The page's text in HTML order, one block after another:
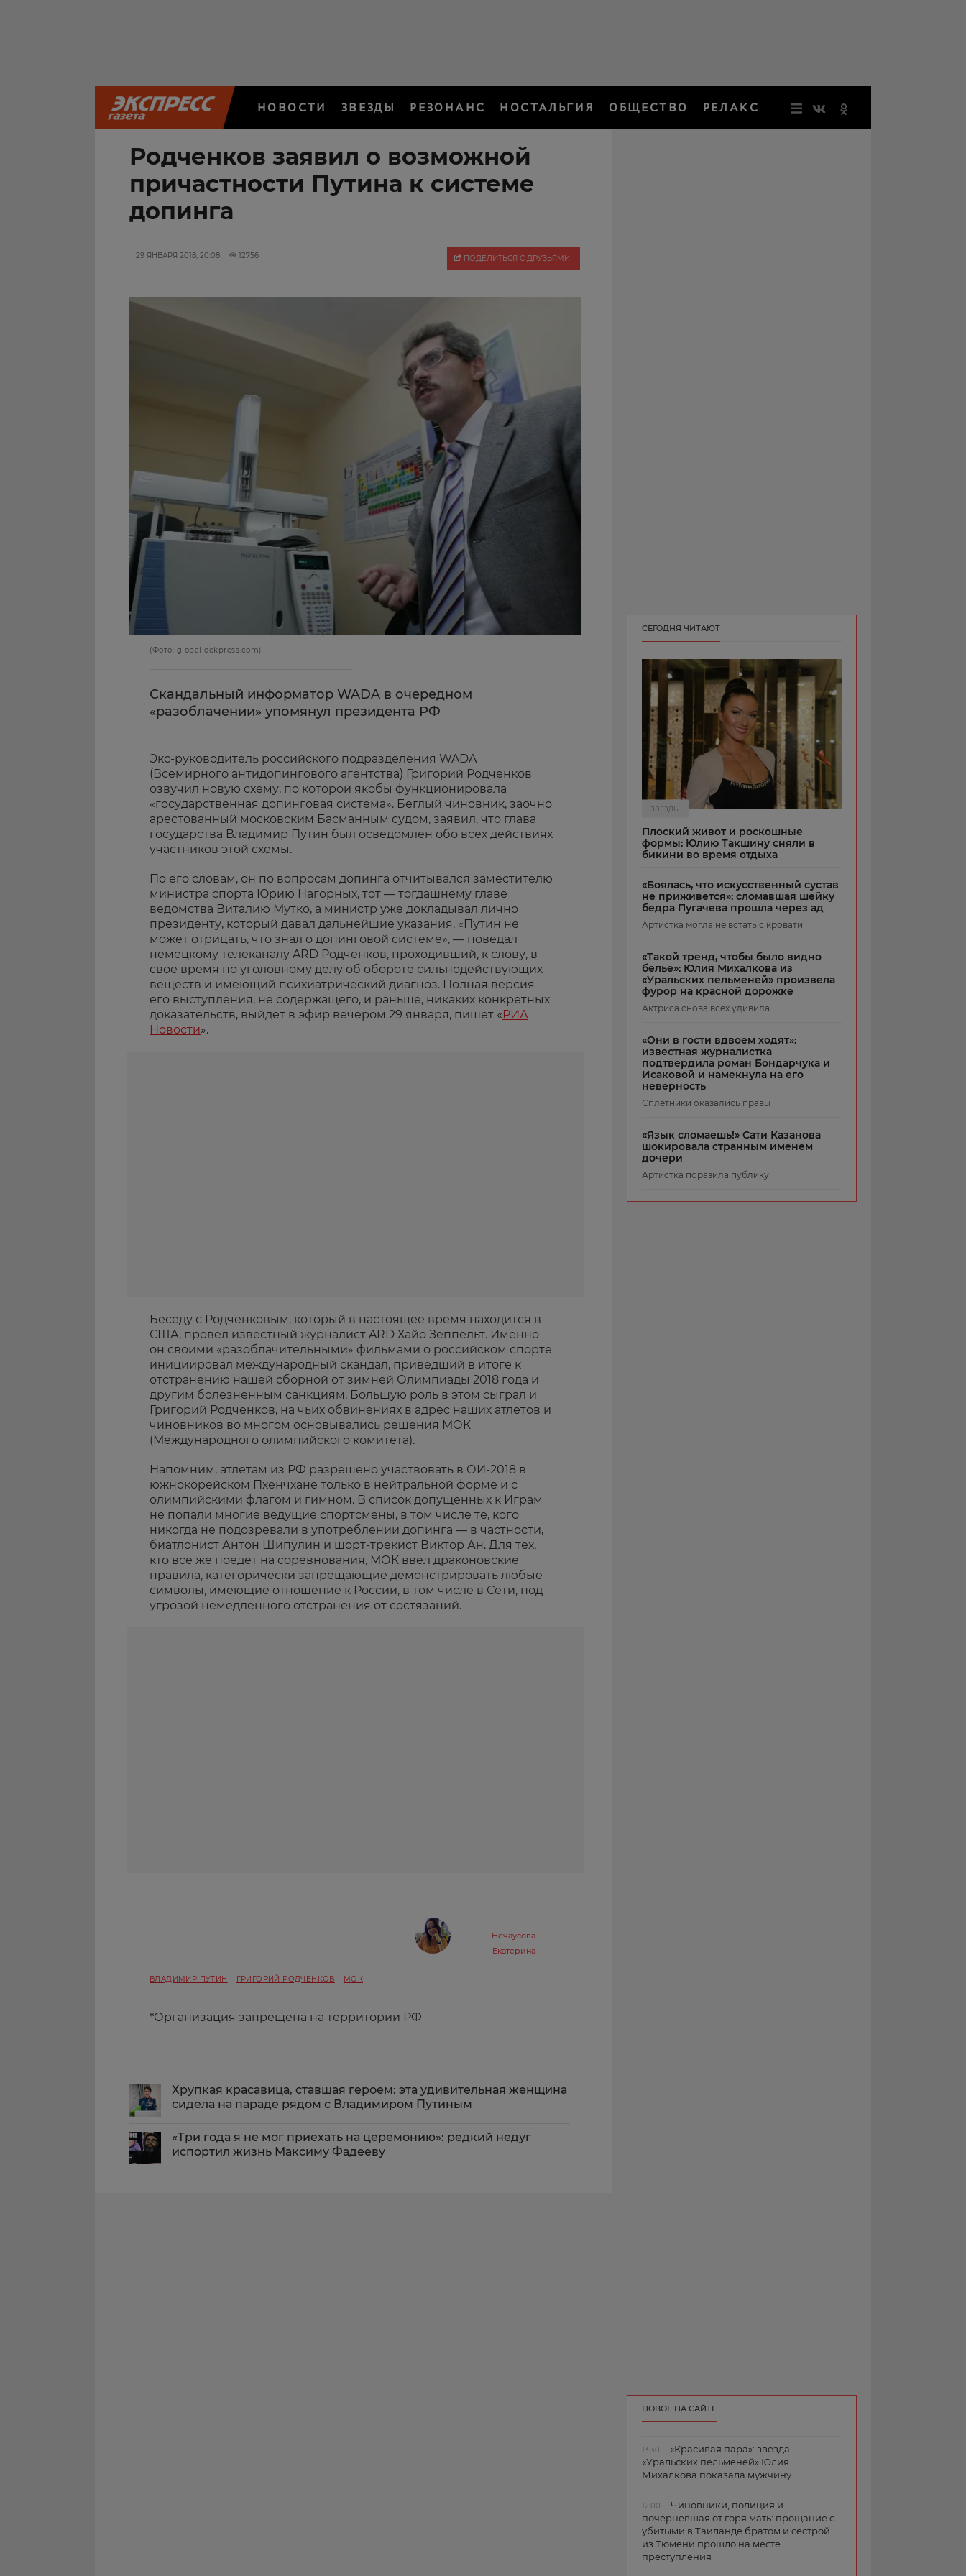
НОВОСТИ ЗВЕЗДЫ РЕЗОНАНС НОСТАЛЬГИЯ ОБЩЕСТВО РЕЛАКС
Родченков заявил о возможной
причастности Путина к системе
допинга
29 ЯНВАРЯ 2018, 20:08 12756 ПОДЕЛИТЬСЯ С ДРУЗЬЯМИ
(Фото: globallookpress.com)
Скандальный информатор WADA в очередном
«разоблачении» упомянул президента РФ
Экс-руководитель российского подразделения WADA
(Всемирного антидопингового агентства) Григорий Родченков
озвучил новую схему, по которой якобы функционировала
«государственная допинговая система». Беглый чиновник, заочно
арестованный московским Басманным судом, заявил, что глава
государства Владимир Путин был осведомлен обо всех действиях
участников этой схемы.
По его словам, он по вопросам допинга отчитывался заместителю
министра спорта Юрию Нагорных, тот — тогдашнему главе
ведомства Виталию Мутко, а министр уже докладывал лично
президенту, который давал дальнейшие указания. «Путин не
может отрицать, что знал о допинговой системе», — поведал
немецкому телеканалу ARD Родченков, проходивший, к слову, в
свое время по уголовному делу об обороте сильнодействующих
веществ и имеющий психиатрический диагноз. Полная версия
его выступления, не содержащего, и раньше, никаких конкретных
доказательств, выйдет в эфир вечером 29 января, пишет «РИА
Новости».
Беседу с Родченковым, который в настоящее время находится в
США, провел известный журналист ARD Хайо Зеппельт. Именно
он своими «разоблачительными» фильмами о российском спорте
инициировал международный скандал, приведший в итоге к
отстранению нашей сборной от зимней Олимпиады 2018 года и
другим болезненным санкциям. Большую роль в этом сыграл и
Григорий Родченков, на чьих обвинениях в адрес наших атлетов и
чиновников во многом основывались решения МОК
(Международного олимпийского комитета).
Напомним, атлетам из РФ разрешено участвовать в ОИ-2018 в
южнокорейском Пхенчхане только в нейтральной форме и с
олимпийскими флагом и гимном. В список допущенных к Играм
не попали многие ведущие спортсмены, в том числе те, кого
никогда не подозревали в употреблении допинга — в частности,
биатлонист Антон Шипулин и шорт-трекист Виктор Ан. Для тех,
кто все же поедет на соревнования, МОК ввел драконовские
правила, категорически запрещающие демонстрировать любые
символы, имеющие отношение к России, в том числе в Сети, под
угрозой немедленного отстранения от состязаний.
Нечаусова
Екатерина
ВЛАДИМИР ПУТИН ГРИГОРИЙ РОДЧЕНКОВ МОК
*Организация запрещена на территории РФ
Хрупкая красавица, ставшая героем: эта удивительная женщина
сидела на параде рядом с Владимиром Путиным
«Три года я не мог приехать на церемонию»: редкий недуг
испортил жизнь Максиму Фадееву
СЕГОДНЯ ЧИТАЮТ
ЗВЕЗДЫ
Плоский живот и роскошные
формы: Юлию Такшину сняли в
бикини во время отдыха
«Боялась, что искусственный сустав
не приживется»: сломавшая шейку
бедра Пугачева прошла через ад
Артистка могла не встать с кровати
«Такой тренд, чтобы было видно
белье»: Юлия Михалкова из
«Уральских пельменей» произвела
фурор на красной дорожке
Актриса снова всех удивила
«Они в гости вдвоем ходят»:
известная журналистка
подтвердила роман Бондарчука и
Исаковой и намекнула на его
неверность
Сплетники оказались правы
«Язык сломаешь!» Сати Казанова
шокировала странным именем
дочери
Артистка поразила публику
НОВОЕ НА САЙТЕ
13:30
«Красивая пара»: звезда
«Уральских пельменей» Юлия
Михалкова показала мужчину
12:00
Чиновники, полиция и
почерневшая от горя мать: прощание с
убитыми в Таиланде братом и сестрой
из Тюмени прошло на месте
преступления